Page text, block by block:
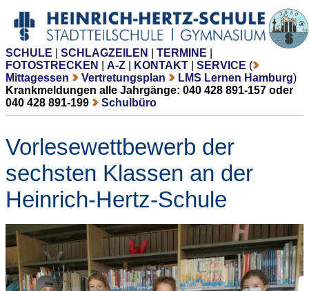
SCHULE SCHLAGZEILEN TERMINE
FOTOSTRECKEN
A-Z KONTAKT SERVICE (
Mittagessen
Vertretungsplan LMS Lernen Hamburg)
Krankmeldungen alle Jahrgänge: 040 428 891-157 oder
040 428 891-199
Schulbüro
Vorlesewettbewerb der
sechsten Klassen an der
Heinrich-Hertz-Schule